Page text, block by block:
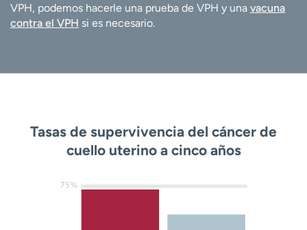
VPH, podemos hacerle una prueba de VPH y una vacuna
contra el VPH si es necesario.
Tasas de supervivencia del cáncer de
cuello uterino a cinco años